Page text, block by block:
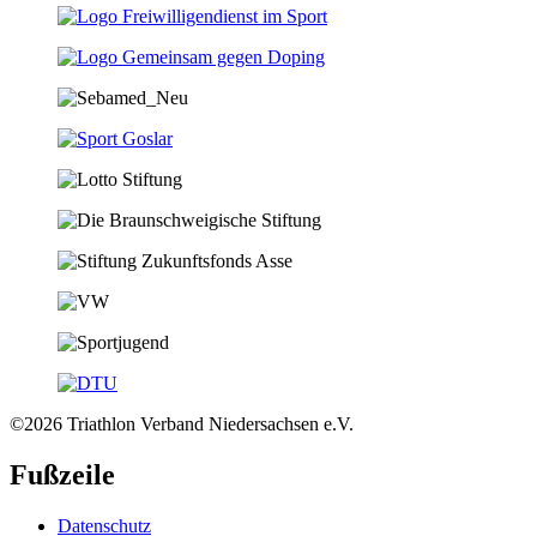
©2026 Triathlon Verband Niedersachsen e.V.
Fußzeile
Datenschutz